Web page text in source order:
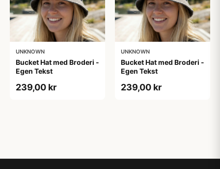
UNKNOWN
Bucket Hat med Broderi -
Egen Tekst
239,00 kr
UNKNOWN
Bucket Hat med Broderi -
Egen Tekst
239,00 kr